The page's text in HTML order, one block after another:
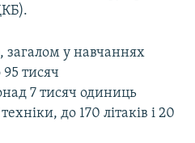
загалом у навчаннях
95 тисяч
7 тисяч одиниць
до 170 літаків і 20